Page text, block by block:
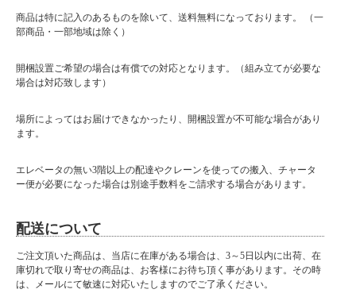
商品は特に記入のあるものを除いて、送料無料になっております。 （一
部商品・一部地域は除く）
開梱設置ご希望の場合は有償での対応となります。（組み立てが必要な
場合は対応致します）
場所によってはお届けできなかったり、開梱設置が不可能な場合があり
ます。
エレベータの無い3階以上の配達やクレーンを使っての搬入、チャータ
ー便が必要になった場合は別途手数料をご請求する場合があります。
配送について
ご注文頂いた商品は、当店に在庫がある場合は、3～5日以内に出荷、在
庫切れで取り寄せの商品は、お客様にお待ち頂く事があります。その時
は、メールにて敏速に対応いたしますのでご了承ください。